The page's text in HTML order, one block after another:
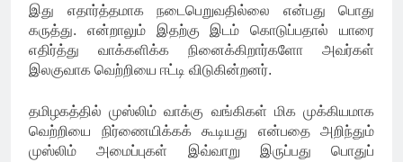
இது எதார்த்தமாக நடைபெறுவதில்லை என்பது பொது
கருத்து. என்றாலும் இதற்கு இடம் கொடுப்பதால் யாரை
எதிர்த்து வாக்களிக்க நினைக்கிறார்களோ அவர்கள்
இலகுவாக வெற்றியை ஈட்டி விடுகின்றனர்.
தமிழகத்தில் முஸ்லிம் வாக்கு வங்கிகள் மிக முக்கியமாக
வெற்றியை நிர்ணையிக்கக் கூடியது என்பதை அறிந்தும்
முஸ்லிம் அமைப்புகள் இவ்வாறு இருப்பது பொதுப்